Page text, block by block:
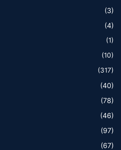
(3)
(4)
(1)
(10)
(317)
(40)
(78)
(46)
(97)
(67)